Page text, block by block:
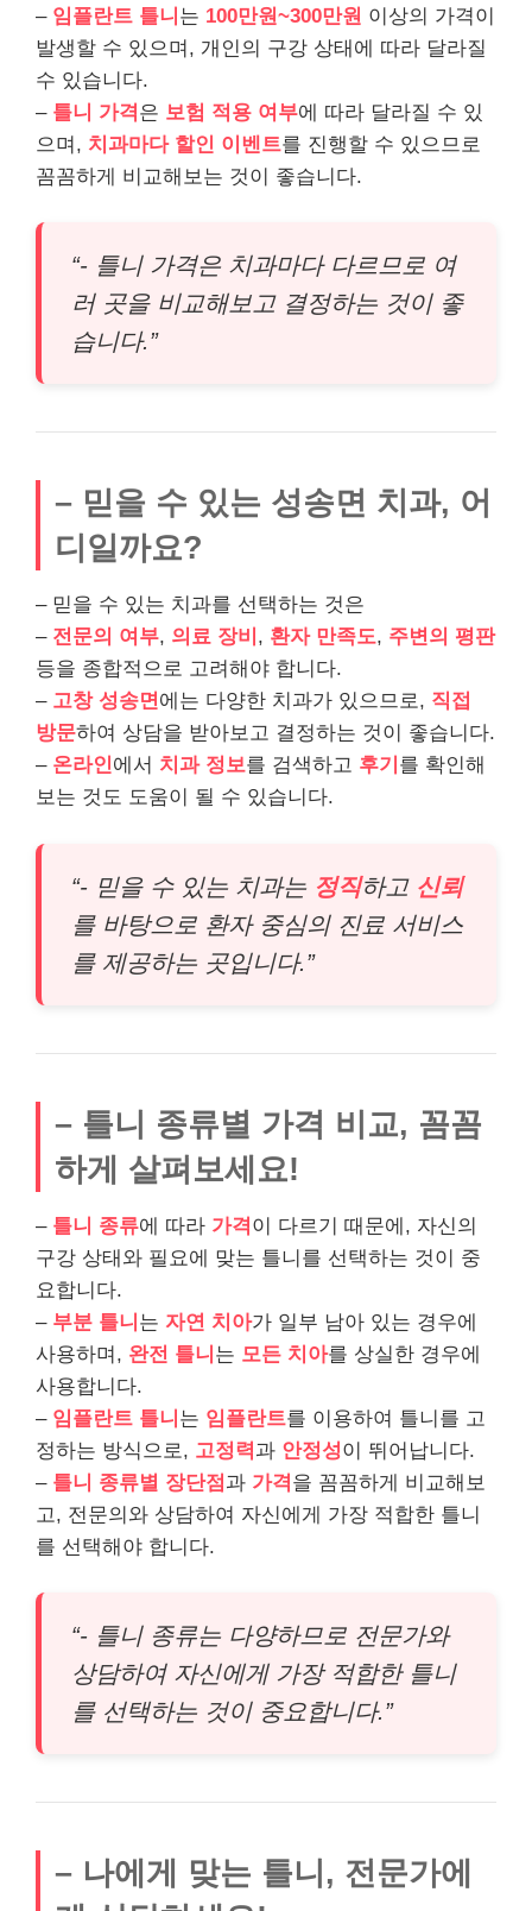
– 임플란트 틀니 는 100만원~300만원 이상의 가격이
발생할 수 있으며, 개인의 구강 상태에 따라 달라질
수 있습니다.
– 틀니 가격 은 보험 적용 여부에 따라 달라질 수 있
으며, 치과마다 할인 이벤트를 진행할 수 있으므로
꼼꼼하게 비교해보는 것이 좋습니다.
“- 틀니 가격은 치과마다 다르므로 여
러 곳을 비교해보고 결정하는 것이 좋
습니다.”
– 믿을 수 있는 성송면 치과, 어
디일까요?
– 믿을 수 있는 치과를 선택하는 것은
– 전문의 여부, 의료 장비 , 환자 만족도, 주변의 평판
등을 종합적으로 고려해야 합니다.
– 고창 성송면에는 다양한 치과가 있으므로, 직접
방문하여 상담을 받아보고 결정하는 것이 좋습니다.
– 온라인에서 치과 정보를 검색하고 후기 를 확인해
보는 것도 도움이 될 수 있습니다.
“- 믿을 수 있는 치과는 정직하고 신뢰
를 바탕으로 환자 중심의 진료 서비스
를 제공하는 곳입니다.”
– 틀니 종류별 가격 비교, 꼼꼼
하게 살펴보세요!
– 틀니 종류에 따라 가격 이 다르기 때문에, 자신의
구강 상태와 필요에 맞는 틀니를 선택하는 것이 중
요합니다.
– 부분 틀니 는 자연 치아가 일부 남아 있는 경우에
사용하며, 완전 틀니 는 모든 치아를 상실한 경우에
사용합니다.
– 임플란트 틀니 는 임플란트를 이용하여 틀니를 고
정하는 방식으로, 고정력 과 안정성이 뛰어납니다.
– 틀니 종류별 장단점 과 가격 을 꼼꼼하게 비교해보
고, 전문의와 상담하여 자신에게 가장 적합한 틀니
를 선택해야 합니다.
“- 틀니 종류는 다양하므로 전문가와
상담하여 자신에게 가장 적합한 틀니
를 선택하는 것이 중요합니다.”
– 나에게 맞는 틀니, 전문가에